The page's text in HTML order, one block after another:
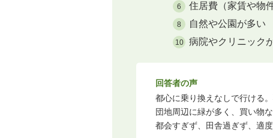
6 住居費（家賃や物
8 自然や公園が多い
10 病院やクリニック
回答者の声
都心に乗り換えなしで行ける
団地周辺に緑が多く、買い物
都会すぎず、田舎過ぎず、適